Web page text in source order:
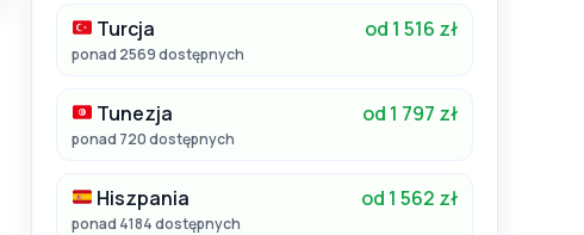
Turcja od 1 516 zł
ponad 2569 dostępnych
Tunezja od 1 797 zł
ponad 720 dostępnych
Hiszpania od 1 562 zł
ponad 4184 dostępnych